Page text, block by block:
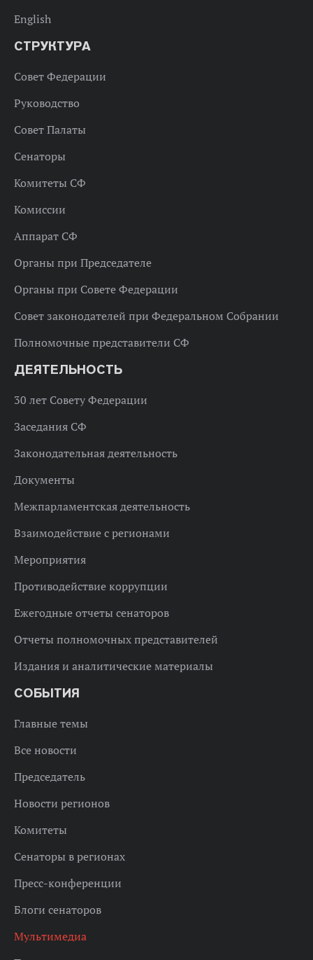
English
СТРУКТУРА
Совет Федерации
Руководство
Совет Палаты
Сенаторы
Комитеты СФ
Комиссии
Аппарат СФ
Органы при Председателе
Органы при Совете Федерации
Совет законодателей при Федеральном Собрании
Полномочные представители СФ
ДЕЯТЕЛЬНОСТЬ
30 лет Совету Федерации
Заседания СФ
Законодательная деятельность
Документы
Межпарламентская деятельность
Взаимодействие с регионами
Мероприятия
Противодействие коррупции
Ежегодные отчеты сенаторов
Отчеты полномочных представителей
Издания и аналитические материалы
СОБЫТИЯ
Главные темы
Все новости
Председатель
Новости регионов
Комитеты
Сенаторы в регионах
Пресс-конференции
Блоги сенаторов
Мультимедиа